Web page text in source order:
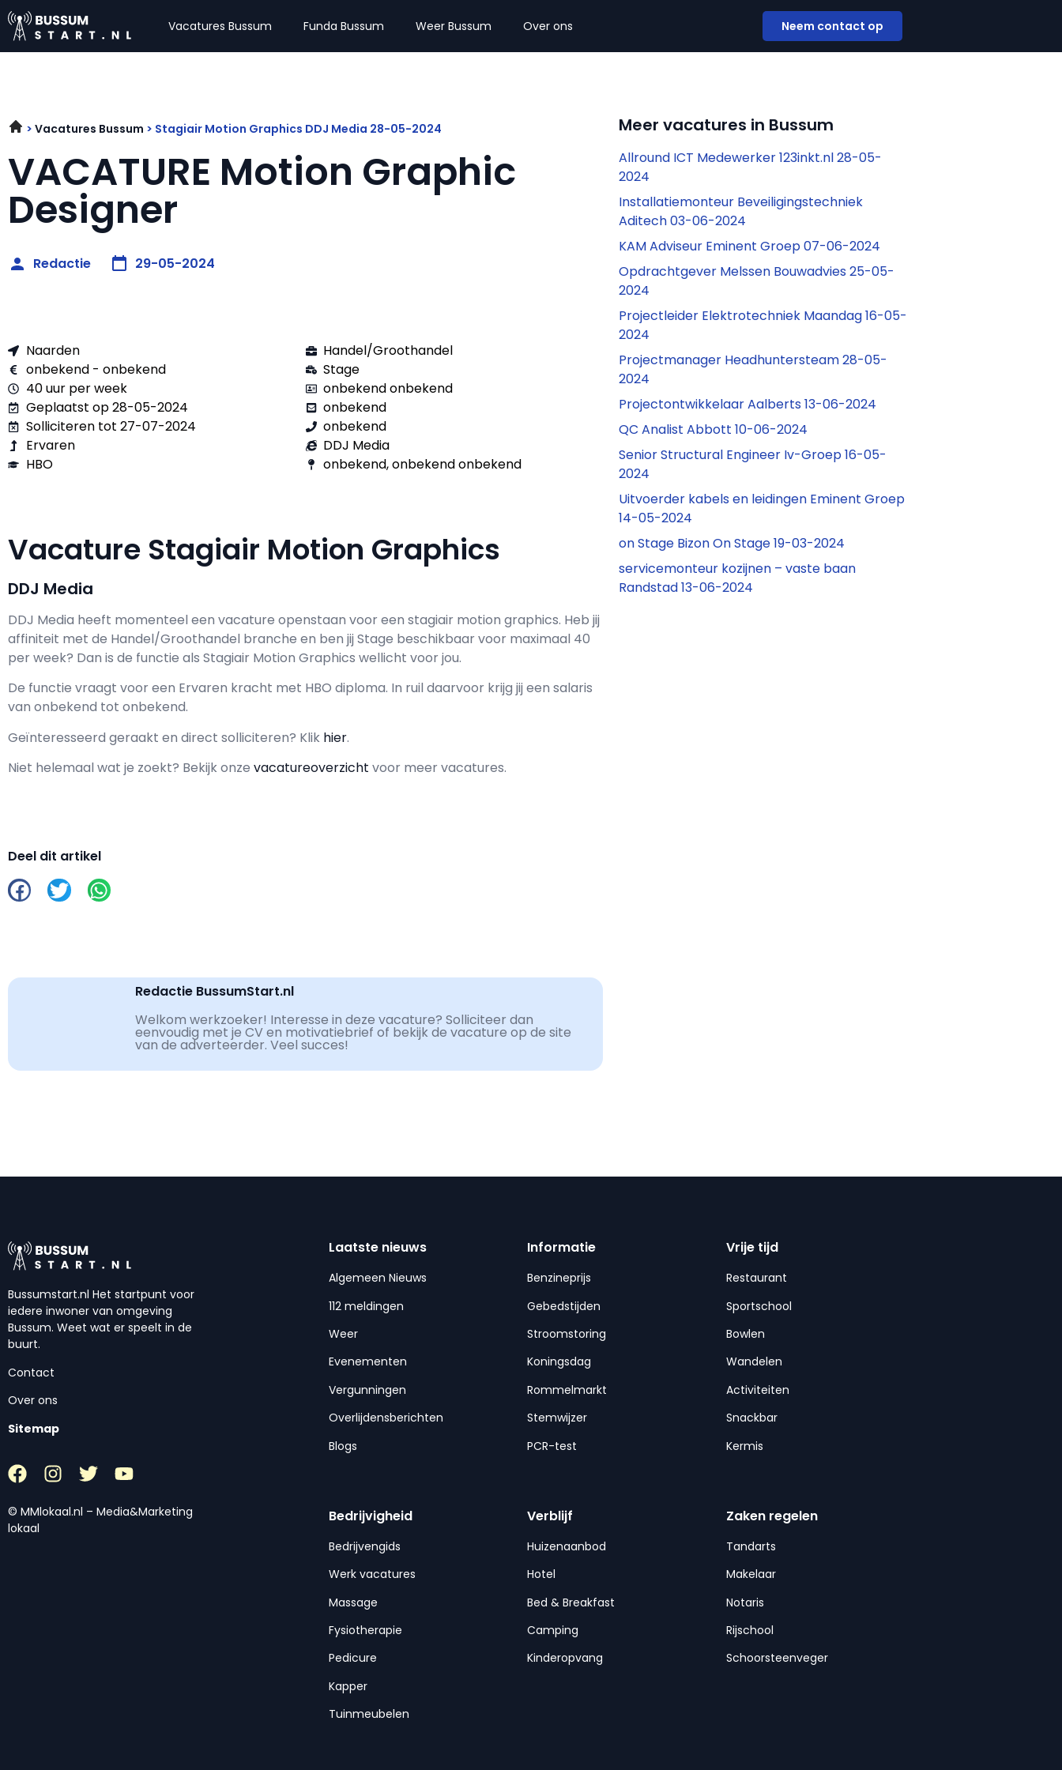
Vacatures Bussum Funda Bussum Weer Bussum Over ons Neem contact op
Vacatures Bussum Stagiair Motion Graphics DDJ Media 28-05-2024
VACATURE Motion Graphic
Designer
Redactie 29-05-2024
Naarden
onbekend - onbekend
40 uur per week
Geplaatst op 28-05-2024
Solliciteren tot 27-07-2024
Ervaren
HBO
Handel/Groothandel
Stage
onbekend onbekend
onbekend
onbekend
DDJ Media
onbekend, onbekend onbekend
Vacature Stagiair Motion Graphics
DDJ Media
DDJ Media heeft momenteel een vacature openstaan voor een stagiair motion graphics. Heb jij
affiniteit met de Handel/Groothandel branche en ben jij Stage beschikbaar voor maximaal 40
per week? Dan is de functie als Stagiair Motion Graphics wellicht voor jou.
De functie vraagt voor een Ervaren kracht met HBO diploma. In ruil daarvoor krijg jij een salaris
van onbekend tot onbekend.
Geïnteresseerd geraakt en direct solliciteren? Klik hier.
Niet helemaal wat je zoekt? Bekijk onze vacatureoverzicht voor meer vacatures.
Deel dit artikel
Redactie BussumStart.nl
Welkom werkzoeker! Interesse in deze vacature? Solliciteer dan
eenvoudig met je CV en motivatiebrief of bekijk de vacature op de site
van de adverteerder. Veel succes!
Meer vacatures in Bussum
Allround ICT Medewerker 123inkt.nl 28-05-
2024
Installatiemonteur Beveiligingstechniek
Aditech 03-06-2024
KAM Adviseur Eminent Groep 07-06-2024
Opdrachtgever Melssen Bouwadvies 25-05-
2024
Projectleider Elektrotechniek Maandag 16-05-
2024
Projectmanager Headhuntersteam 28-05-
2024
Projectontwikkelaar Aalberts 13-06-2024
QC Analist Abbott 10-06-2024
Senior Structural Engineer Iv-Groep 16-05-
2024
Uitvoerder kabels en leidingen Eminent Groep
14-05-2024
on Stage Bizon On Stage 19-03-2024
servicemonteur kozijnen – vaste baan
Randstad 13-06-2024
Bussumstart.nl Het startpunt voor
iedere inwoner van omgeving
Bussum. Weet wat er speelt in de
buurt.
Contact
Over ons
Sitemap
© MMlokaal.nl – Media&Marketing
lokaal
Laatste nieuws
Algemeen Nieuws
112 meldingen
Weer
Evenementen
Vergunningen
Overlijdensberichten
Blogs
Informatie
Benzineprijs
Gebedstijden
Stroomstoring
Koningsdag
Rommelmarkt
Stemwijzer
PCR-test
Vrije tijd
Restaurant
Sportschool
Bowlen
Wandelen
Activiteiten
Snackbar
Kermis
Bedrijvigheid
Bedrijvengids
Werk vacatures
Massage
Fysiotherapie
Pedicure
Kapper
Tuinmeubelen
Verblijf
Huizenaanbod
Hotel
Bed & Breakfast
Camping
Kinderopvang
Zaken regelen
Tandarts
Makelaar
Notaris
Rijschool
Schoorsteenveger